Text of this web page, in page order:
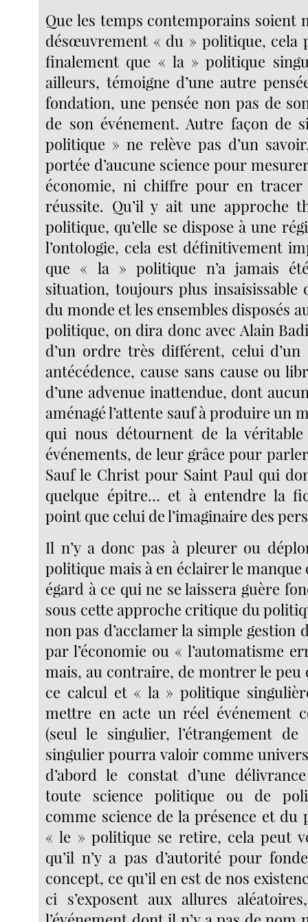
Que les temps contemporains soient
désœuvrement « du » politique, cela
finalement que « la » politique
ailleurs, témoigne d’une autre
fondation, une pensée non pas de
de son événement. Autre façon de
politique » ne relève pas d’un
portée d’aucune science pour
économie, ni chiffre pour en
réussite. Qu’il y ait une approche
politique, qu’elle se dispose à une
l’ontologie, cela est définitivement
que « la » politique n’a jamais
situation, toujours plus insaisissable
du monde et les ensembles disposés
politique, on dira donc avec Alain
d’un ordre très différent, celui d’un
antécédence, cause sans cause ou
d’une advenue inattendue, dont
aménagé l’attente sauf à produire un
qui nous détournent de la véritable
événements, de leur grâce pour
Sauf le Christ pour Saint Paul qui
quelque épitre… et à entendre la
point que celui de l’imaginaire des
Il n’y a donc pas à pleurer ou
politique mais à en éclairer le
égard à ce qui ne se laissera guère
sous cette approche critique du
non pas d’acclamer la simple gestion
par l’économie ou « l’automatisme
mais, au contraire, de montrer le
ce calcul et « la » politique
mettre en acte un réel événement
(seul le singulier, l’étrangement
singulier pourra valoir comme
d’abord le constat d’une
toute science politique ou de
comme science de la présence et du
« le » politique se retire, cela peut
qu’il n’y a pas d’autorité pour
concept, ce qu’il en est de nos
ci s’exposent aux allures